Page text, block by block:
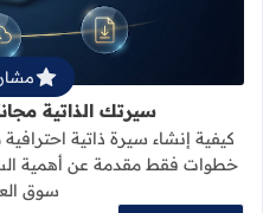
سيرتك الذاتية
سوق